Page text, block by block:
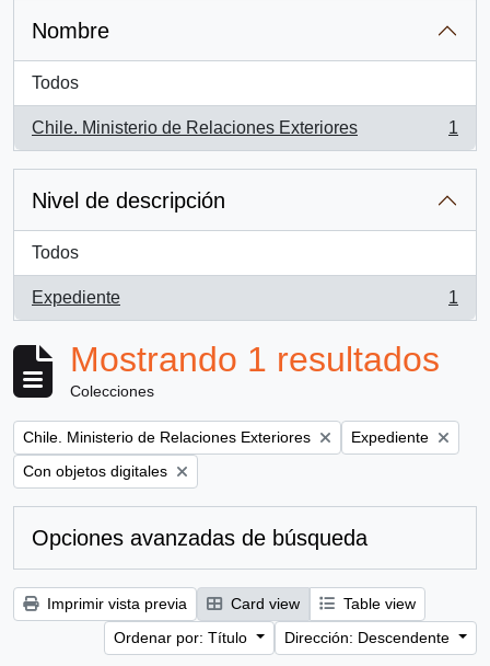
Nombre
Todos
Chile. Ministerio de Relaciones Exteriores
, 1 resultados
1
Nivel de descripción
Todos
Expediente
, 1 resultados
1
Mostrando 1 resultados
Colecciones
Remove filter:
Chile. Ministerio de Relaciones Exteriores Remove filter:
Expediente
Remove filter:
Con objetos digitales
Opciones avanzadas de búsqueda
Imprimir vista previa Card view
Table view
Ordenar por: Título
Dirección: Descendente